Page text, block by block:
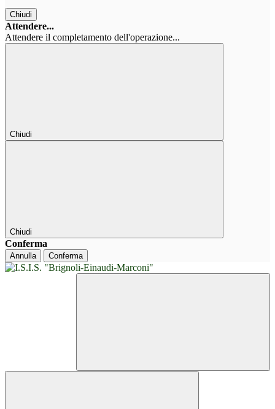
Chiudi
Attendere...
Attendere il completamento dell'operazione...
Chiudi
Chiudi
Conferma
Annulla Conferma